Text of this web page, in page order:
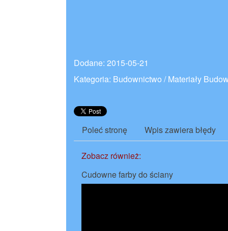
Dodane: 2015-05-21
Kategoria: Budownictwo / Materiały
Poleć stronę Wpis zawiera błędy
Zobacz również:
Cudowne farby do ściany